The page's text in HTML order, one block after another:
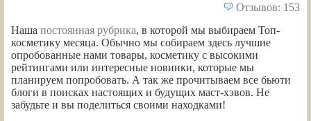
Отзывов: 153
Наша постоянная рубрика, в которой мы выбираем Топ-
косметику месяца. Обычно мы собираем здесь лучшие
опробованные нами товары, косметику с высокими
рейтингами или интересные новинки, которые мы
планируем попробовать. А так же прочитываем все бьюти
блоги в поисках настоящих и будущих маст-хэвов. Не
забудьте и вы поделиться своими находками!